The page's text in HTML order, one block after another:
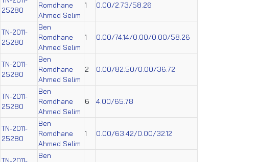
25280
Romdhane
Ahmed Selim
1 0.00/2.73/58.26
TN-2011-
25280
Ben
Romdhane
Ahmed Selim
1 0.00/74.14/0.00/0.00/58.26
TN-2011-
25280
Ben
Romdhane
Ahmed Selim
2 0.00/82.50/0.00/36.72
TN-2011-
25280
Ben
Romdhane
Ahmed Selim
6 4.00/65.78
TN-2011-
25280
Ben
Romdhane
Ahmed Selim
1 0.00/63.42/0.00/32.12
TN-2011-
Ben